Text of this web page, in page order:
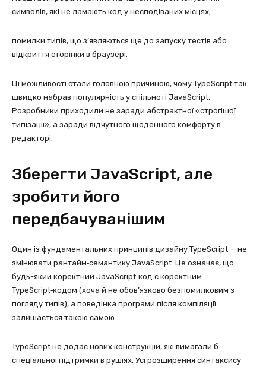
символів, які не ламають код у несподіваних місцях;
помилки типів, що з’являються ще до запуску тестів або
відкриття сторінки в браузері.
Ці можливості стали головною причиною, чому TypeScript так
швидко набрав популярність у спільноті JavaScript.
Розробники приходили не заради абстрактної «строгішої
типізації», а заради відчутного щоденного комфорту в
редакторі.
Зберегти JavaScript, але
зробити його
передбачуванішим
Один із фундаментальних принципів дизайну TypeScript — не
змінювати рантайм‑семантику JavaScript. Це означає, що
будь-який коректний JavaScript‑код є коректним
TypeScript‑кодом (хоча й не обов’язково безпомилковим з
погляду типів), а поведінка програми після компіляції
залишається такою самою.
TypeScript не додає нових конструкцій, які вимагали б
спеціальної підтримки в рушіях. Усі розширення синтаксису